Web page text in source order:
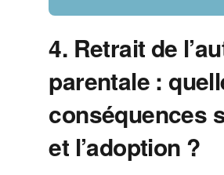
4. Retrait de
parentale :
conséquences
et l’adoption ?